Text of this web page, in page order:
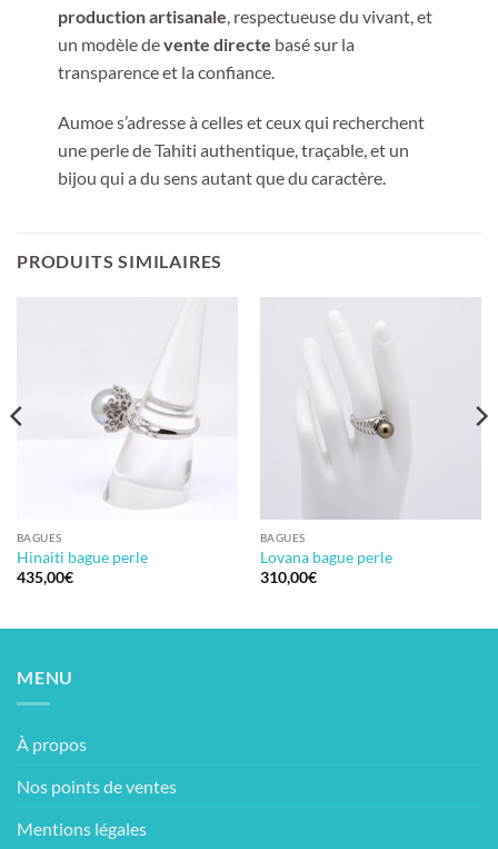
production artisanale , respectueuse du vivant, et
un modèle devente directe basé sur la
transparence et la confiance.
Aumoe s’adresse à celles et ceux qui recherchent
une perle de Tahiti authentique, traçable, et un
bijou qui a du sens autant que du caractère.
PRODUITS SIMILAIRES
BAGUES
Hinaiti bague perle
435,00€
BAGUES
Lovana bague perle
310,00€
MENU
À propos
Nos points de ventes
Mentions légales